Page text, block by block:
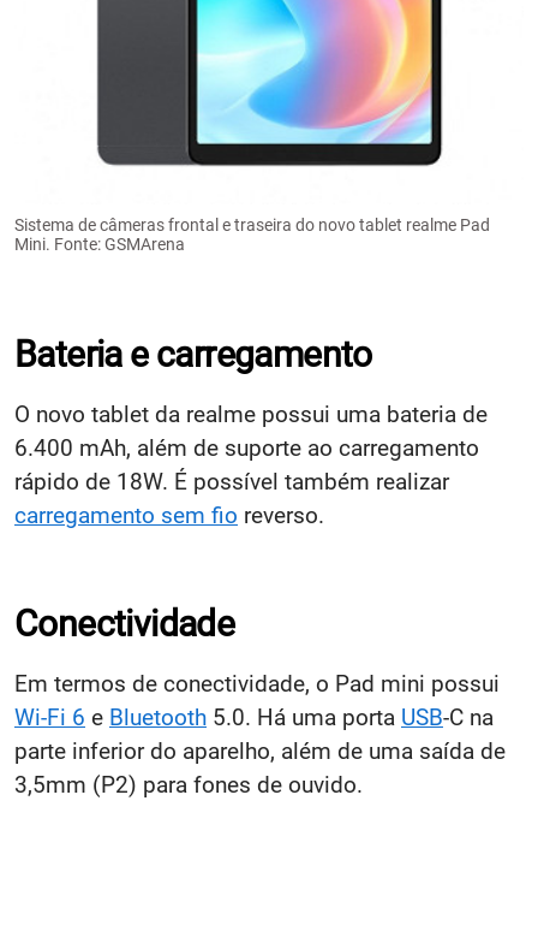
Sistema de câmeras frontal e traseira do novo tablet realme Pad
Mini. Fonte: GSMArena
Bateria e carregamento
O novo tablet da realme possui uma bateria de
6.400 mAh, além de suporte ao carregamento
rápido de 18W. É possível também realizar
carregamento sem fio reverso.
Conectividade
Em termos de conectividade, o Pad mini possui
Wi-Fi 6 e Bluetooth 5.0. Há uma porta USB-C na
parte inferior do aparelho, além de uma saída de
3,5mm (P2) para fones de ouvido.